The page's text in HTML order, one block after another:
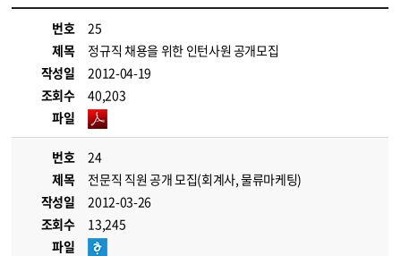
번호
25
제목
정규직 채용을 위한 인턴사원 공개모집
작성일
2012-04-19
조회수
40,203
파일
번호
24
제목
전문직 직원 공개 모집(회계사, 물류마케팅)
작성일
2012-03-26
조회수
13,245
파일